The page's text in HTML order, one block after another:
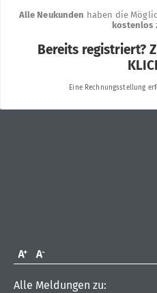
Alle Meldungen zu: